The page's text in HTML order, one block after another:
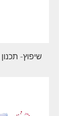
שיפוץ- תכנון